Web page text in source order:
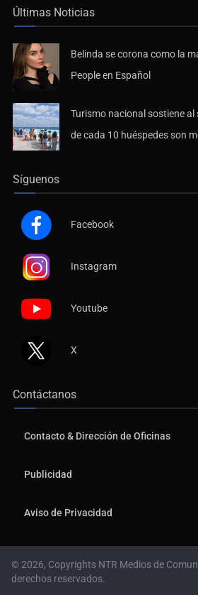
Últimas Noticias
Belinda se corona como la
People en Español
Turismo nacional sostiene al
de cada 10 huéspedes son
Síguenos
Facebook
Instagram
Youtube
X
Contáctanos
Contacto & Dirección de Oficinas
Publicidad
Aviso de Privacidad
© 2026, Copyrights NTR Medios de
derechos reservados.